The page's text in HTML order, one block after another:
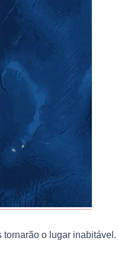
tornarão o lugar